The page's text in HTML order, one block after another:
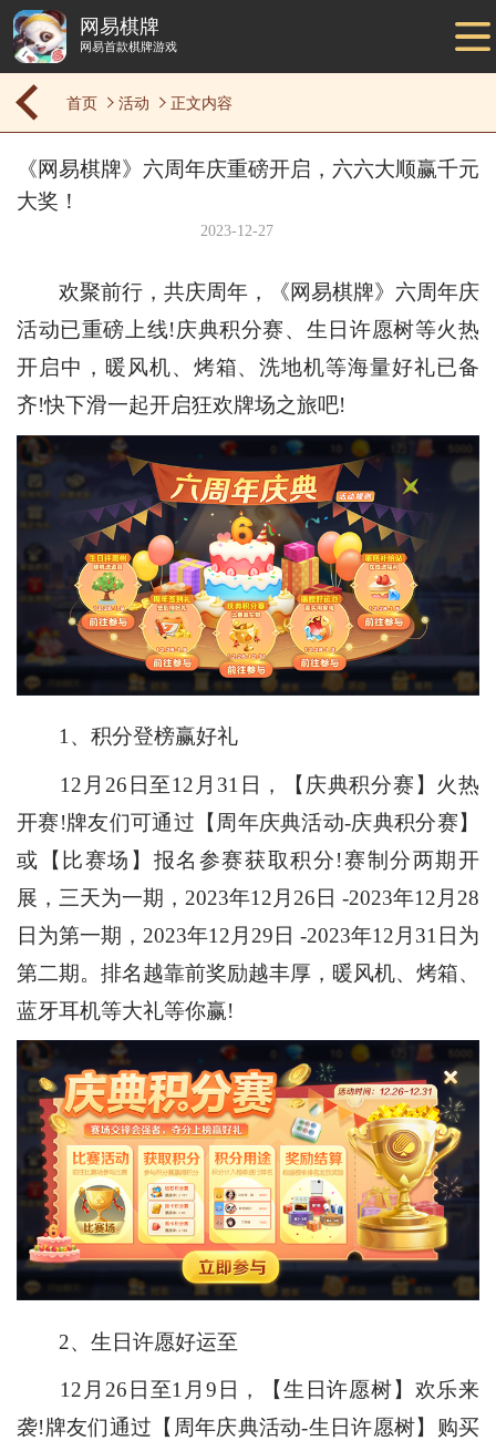
网易棋牌
网易首款棋牌游戏
首页 活动 正文内容
《网易棋牌》六周年庆重磅开启，六六大顺赢千元
大奖！
2023-12-27
欢聚前行，共庆周年，《网易棋牌》六周年庆
活动已重磅上线!庆典积分赛、生日许愿树等火热
开启中，暖风机、烤箱、洗地机等海量好礼已备
齐!快下滑一起开启狂欢牌场之旅吧!
1、积分登榜赢好礼
12月26日至12月31日，【庆典积分赛】火热
开赛!牌友们可通过【周年庆典活动-庆典积分赛】
或【比赛场】报名参赛获取积分!赛制分两期开
展，三天为一期，2023年12月26日 -2023年12月28
日为第一期，2023年12月29日 -2023年12月31日为
第二期。排名越靠前奖励越丰厚，暖风机、烤箱、
蓝牙耳机等大礼等你赢!
2、生日许愿好运至
12月26日至1月9日，【生日许愿树】欢乐来
袭!牌友们通过【周年庆典活动-生日许愿树】购买